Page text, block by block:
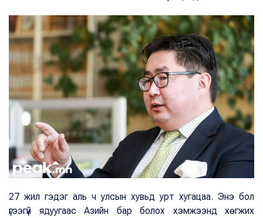
27 жил гэдэг аль ч улсын хувьд урт хугацаа. Энэ бол
үгээгүй ядуугаас Азийн бар болох хэмжээнд хөгжих